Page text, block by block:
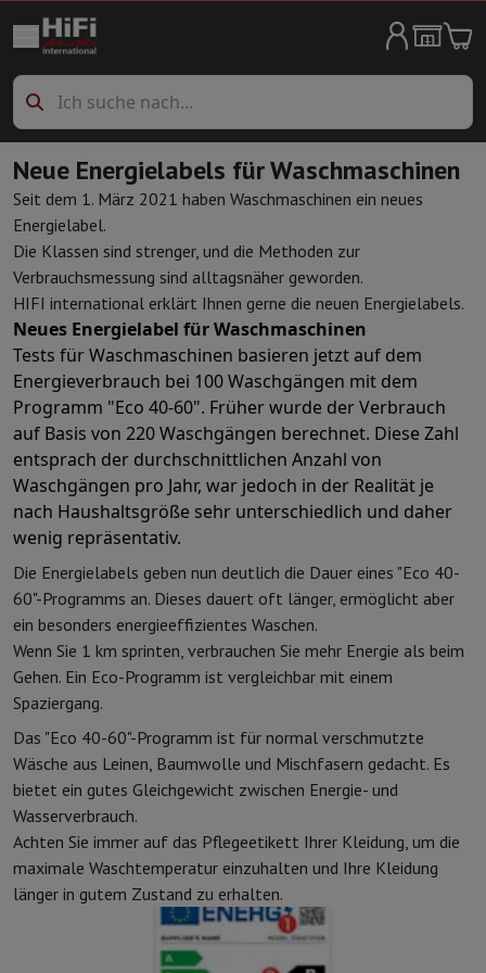
Haushaltgroßgeräte
WaschmaschineWaschmaschineWaschmaschine mit Trockner
WäschetrocknerWäschetrockner
SpülmaschinenSpülmaschinen
Gefrierschränke Gefrierschränke
HerdeHerde Elektrische Kocher
Weinlagerung
ÖfenBacköfen frei stehend
MikrowelleMikrowelle
Staubsaugenallen Staubsaugern SchlittenstaubsaugerStielsauger
Reinigen HochdruckreinigerFensterputzerMähroboter
WäschepflegeBügeleisenDampfbügelstationDampfbügeleisen
KlimaanlageMobile KlimaanlageLuftreinigerVentilatorAircooler
Einbaugeräte
Einbaugeschirrspüler Vollständig integrierter Geschirrspüler
Kühlen und EinfrierenEinbau-Kombi Kühl-/Gefrierschrank
ÖfenMultifunktionaler Einbaubackofen DampfofenXL-Backofen
KochfelderAlle KochplattenInduktionskochfeldGlaskeramik-
AbzugshaubenAlle Abzugshauben
Einbau-MikrowelleEinbau-Mikrowelle Einbau-Kombi-Mikrowelle
Einbau-WaschmaschinenEinbau-Waschmaschine
Andere EinbaugeräteEinbau-Kaffee- & Espressomaschine
Küche & Tischkultur
Küchenmaschine & MixerMixerSoupmaker Blender
FrühstückBrotbackautomat
Desserts ChocolatierEismaschine & EiskocherCrêpe-Pfanne
Indoor-GartenClick & Grow Kräuter & Zubehör
Kaffee & TeeKaffeemaschineEspressomaschine De'Longhi
Getränk Sprudelnde Getränkemaschine
KüchengeräteDörrgeräteNudelmaschine Slow CookerDampfgarer
Spaß beim KochenGrillsGourmet-GeräteRacletteFonduePlancha
Am Tisch TischkulturTischdekoration
Pfannen
Ofengerichte
Neue Energielabels für Waschmaschinen
Seit dem 1. März 2021 haben Waschmaschinen ein neues
Energielabel.
Die Klassen sind strenger, und die Methoden zur
Verbrauchsmessung sind alltagsnäher geworden.
HIFI international erklärt Ihnen gerne die neuen Energielabels.
Neues Energielabel für Waschmaschinen
Tests für Waschmaschinen basieren jetzt auf dem
Energieverbrauch bei 100 Waschgängen mit dem
Programm "Eco 40-60". Früher wurde der Verbrauch
auf Basis von 220 Waschgängen berechnet. Diese Zahl
entsprach der durchschnittlichen Anzahl von
Waschgängen pro Jahr, war jedoch in der Realität je
nach Haushaltsgröße sehr unterschiedlich und daher
wenig repräsentativ.
Die Energielabels geben nun deutlich die Dauer eines "Eco 40-
60"-Programms an. Dieses dauert oft länger, ermöglicht aber
ein besonders energieeffizientes Waschen.
Wenn Sie 1 km sprinten, verbrauchen Sie mehr Energie als beim
Gehen. Ein Eco-Programm ist vergleichbar mit einem
Spaziergang.
Das "Eco 40-60"-Programm ist für normal verschmutzte
Wäsche aus Leinen, Baumwolle und Mischfasern gedacht. Es
bietet ein gutes Gleichgewicht zwischen Energie- und
Wasserverbrauch.
Achten Sie immer auf das Pflegeetikett Ihrer Kleidung, um die
maximale Waschtemperatur einzuhalten und Ihre Kleidung
länger in gutem Zustand zu erhalten.